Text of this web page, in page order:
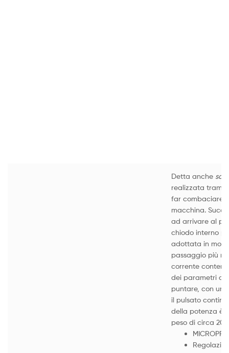
Detta anche
realizzata
far combaciare
macchina.
ad arrivare al
chiodo interno
adottata in molti
passaggio più
corrente
dei parametri di
puntare, con un
il pulsato
della potenza è
peso di circa 20